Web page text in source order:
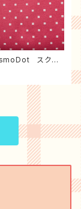
スクエ
）